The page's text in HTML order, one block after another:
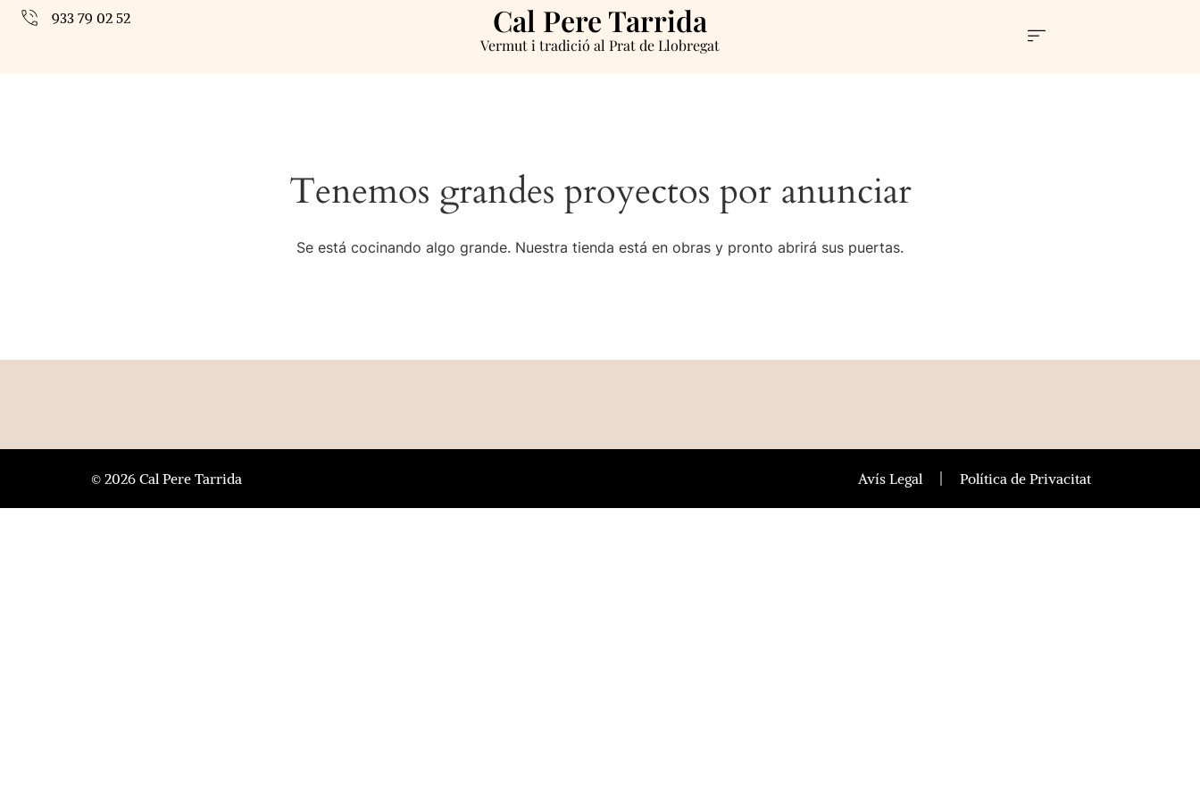
933 79 02 52 Cal Pere Tarrida
Vermut i tradició al Prat de Llobregat
Tenemos grandes proyectos por anunciar
Se está cocinando algo grande. Nuestra tienda está en obras y pronto abrirá sus puertas.
© 2026 Cal Pere Tarrida Avís Legal Política de Privacitat